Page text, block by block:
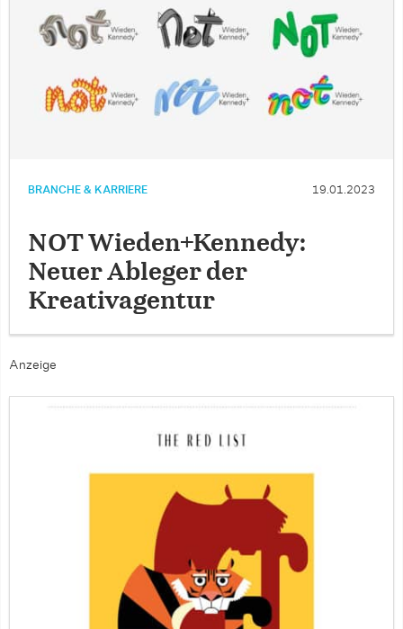
BRANCHE & KARRIERE 19.01.2023
NOT Wieden+Kennedy:
Neuer Ableger der
Kreativagentur
Anzeige